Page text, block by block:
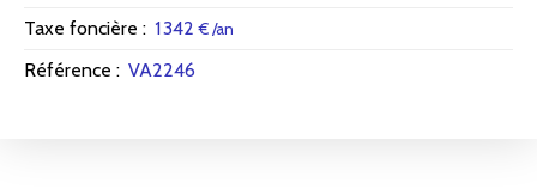
Taxe foncière : 1 342€ /an
Référence : VA2246